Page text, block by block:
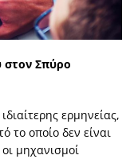
στον Σπύρο
ερμηνείας,
το οποίο δεν είναι
μηχανισμοί